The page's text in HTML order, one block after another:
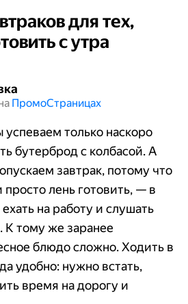
для тех,
с утра
Промо​​​​​​​Страницах
только наскоро
бутерброд с колбасой. А
завтрак, потому что
лень готовить, — в
на работу и слушать
К тому же заранее
блюдо сложно. Ходить в
удобно: нужно встать,
время на дорогу и